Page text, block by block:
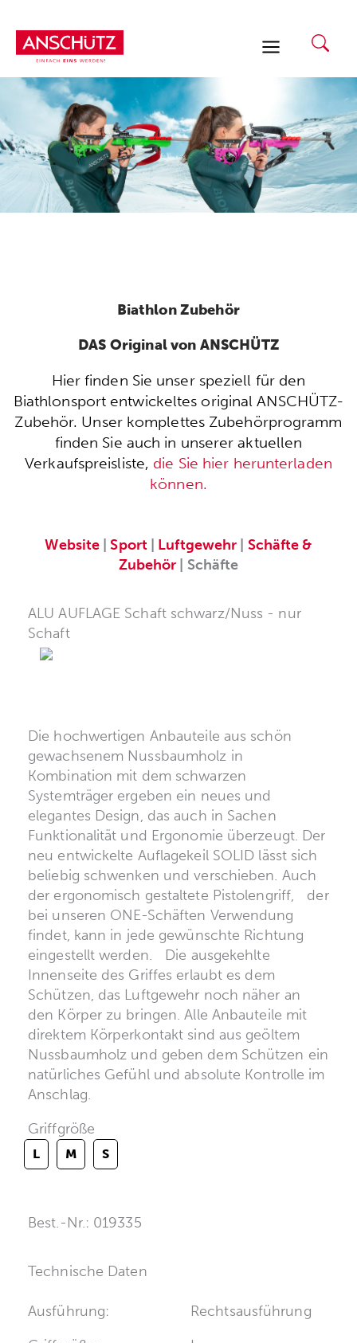
Inhalt
springen
Biathlon Zubehör
DAS Original von ANSCHÜTZ
Hier finden Sie unser speziell für den
Biathlonsport entwickeltes original ANSCHÜTZ-
Zubehör. Unser komplettes Zubehörprogramm
finden Sie auch in unserer aktuellen
Verkaufspreisliste, die Sie hier herunterladen
können.
Website |Sport| Luftgewehr
Schäfte &
Zubehör | Schäfte
ALU AUFLAGE Schaft schwarz/Nuss - nur
Schaft
Die hochwertigen Anbauteile aus schön
gewachsenem Nussbaumholz in
Kombination mit dem schwarzen
Systemträger ergeben ein neues und
elegantes Design, das auch in Sachen
Funktionalität und Ergonomie überzeugt. Der
neu entwickelte Auflagekeil SOLID lässt sich
beliebig schwenken und verschieben. Auch
der ergonomisch gestaltete Pistolengriff, der
bei unseren ONE-Schäften Verwendung
findet, kann in jede gewünschte Richtung
eingestellt werden. Die ausgekehlte
Innenseite des Griffes erlaubt es dem
Schützen, das Luftgewehr noch näher an
den Körper zu bringen. Alle Anbauteile mit
direktem Körperkontakt sind aus geöltem
Nussbaumholz und geben dem Schützen ein
natürliches Gefühl und absolute Kontrolle im
Anschlag.
Griffgröße
L M S
Best.-Nr.: 019335
Technische Daten
Ausführung:
Rechtsausführung